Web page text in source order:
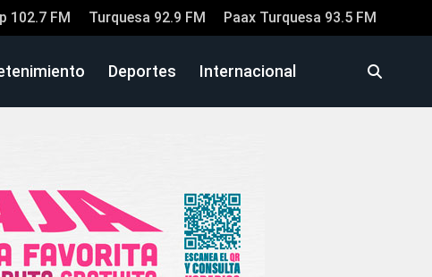
102.7 FM Turquesa 92.9 FM Paax Turquesa 93.5 FM
Deportes Internacional